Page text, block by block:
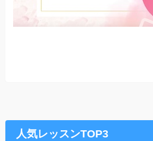
人気レッスンTOP3